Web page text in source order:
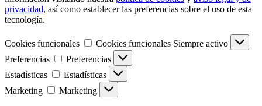
privacidad, así como establecer las preferencias sobre el uso de esta
tecnología.
Cookies funcionales Cookies funcionales Siempre activo
Preferencias
Preferencias
Estadísticas
Estadísticas
Marketing
Marketing